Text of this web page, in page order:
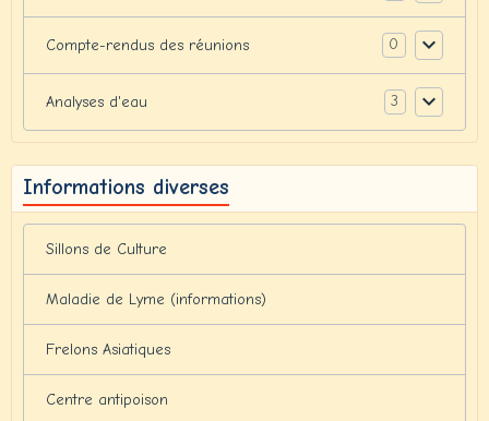
Compte-rendus des réunions 0
Analyses d'eau 3
Informations diverses
Sillons de Culture
Maladie de Lyme (informations)
Frelons Asiatiques
Centre antipoison